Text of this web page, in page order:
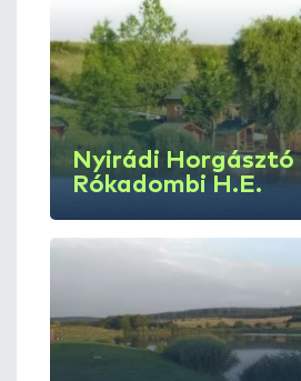
Nyirádi Horgásztó
Rókadombi H.E.